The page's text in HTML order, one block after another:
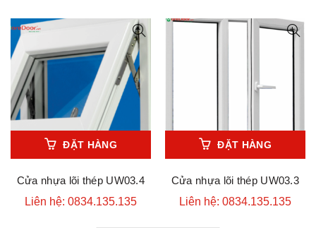
ĐẶT HÀNG
Cửa nhựa lõi thép UW03.4
Liên hệ: 0834.135.135
ĐẶT HÀNG
Cửa nhựa lõi thép UW03.3
Liên hệ: 0834.135.135